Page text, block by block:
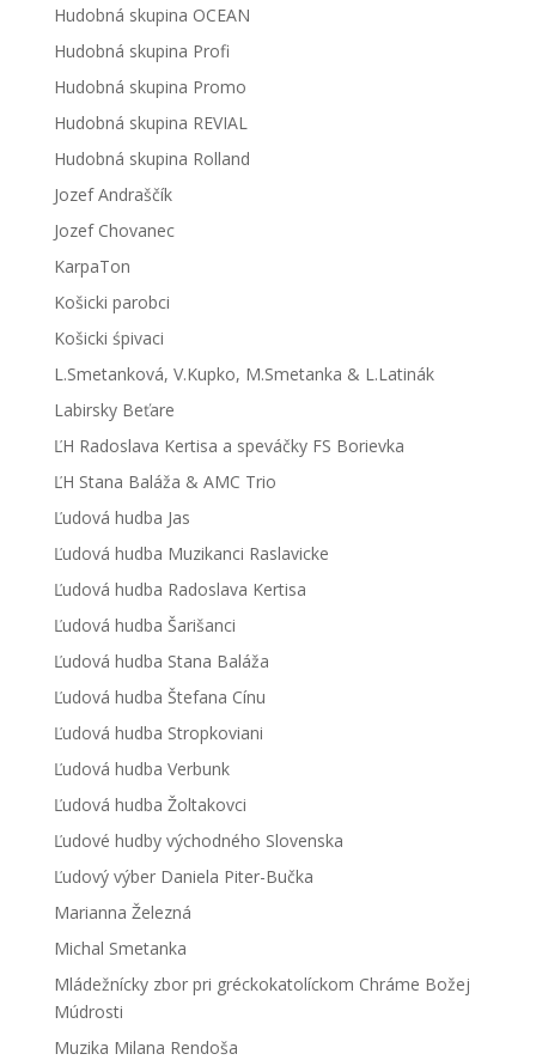
Hudobná skupina OCEAN
Hudobná skupina Profi
Hudobná skupina Promo
Hudobná skupina REVIAL
Hudobná skupina Rolland
Jozef Andraščík
Jozef Chovanec
KarpaTon
Košicki parobci
Košicki śpivaci
L.Smetanková, V.Kupko, M.Smetanka & L.Latinák
Labirsky Beťare
ĽH Radoslava Kertisa a speváčky FS Borievka
ĽH Stana Baláža & AMC Trio
Ľudová hudba Jas
Ľudová hudba Muzikanci Raslavicke
Ľudová hudba Radoslava Kertisa
Ľudová hudba Šarišanci
Ľudová hudba Stana Baláža
Ľudová hudba Štefana Cínu
Ľudová hudba Stropkoviani
Ľudová hudba Verbunk
Ľudová hudba Žoltakovci
Ľudové hudby východného Slovenska
Ľudový výber Daniela Piter-Bučka
Marianna Železná
Michal Smetanka
Mládežnícky zbor pri gréckokatolíckom Chráme Božej
Múdrosti
Muzika Milana Rendoša